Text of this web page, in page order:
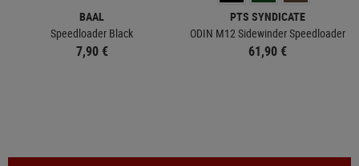
BAAL
Speedloader Black
7,90 €
PTS SYNDICATE
ODIN M12 Sidewinder Speedloader
61,90 €